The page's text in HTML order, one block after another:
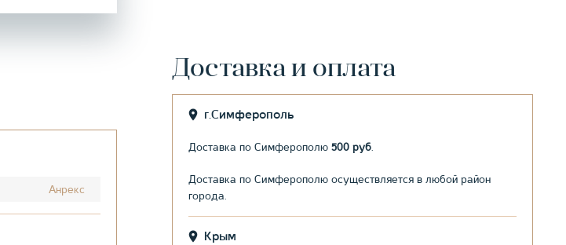
Доставка и оплата
г.Симферополь
Доставка по Симферополю 500 руб
Доставка по Симферополю осуществляется в любой район
города.
Крым
Анрекс